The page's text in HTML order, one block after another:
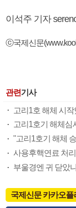
이석주 기자
ⓒ국제신문
관련기사
고리1호 해체 시
고리1호기 해체심
사용후핵연료 처
부울경엔 귀 닫았
국제신문 카카오플